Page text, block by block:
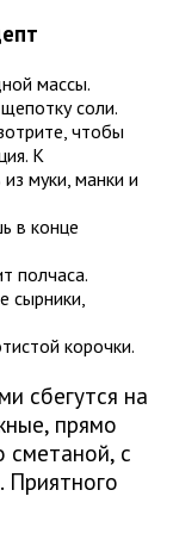
массы.
соли.
чтобы
К
муки, манки и
в конце
полчаса.
сырники,
корочки.
сбегутся на
прямо
с
Приятного